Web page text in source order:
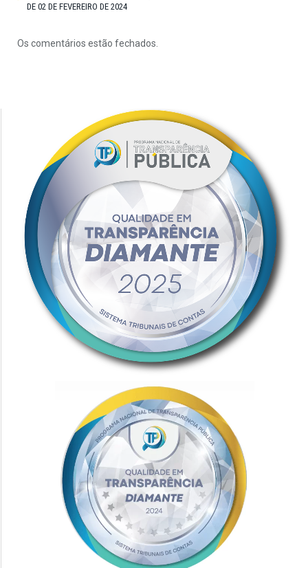
DE 02 DE FEVEREIRO DE 2024
Os comentários estão fechados.